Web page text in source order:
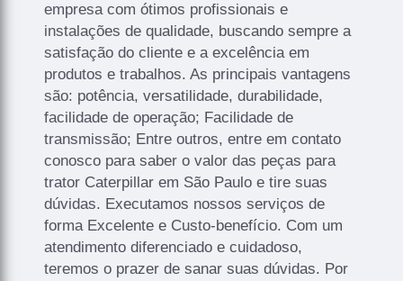
empresa com ótimos profissionais e
instalações de qualidade, buscando sempre a
satisfação do cliente e a excelência em
produtos e trabalhos. As principais vantagens
são: potência, versatilidade, durabilidade,
facilidade de operação; Facilidade de
transmissão; Entre outros, entre em contato
conosco para saber o valor das peças para
trator Caterpillar em São Paulo e tire suas
dúvidas. Executamos nossos serviços de
forma Excelente e Custo-benefício. Com um
atendimento diferenciado e cuidadoso,
teremos o prazer de sanar suas dúvidas. Por